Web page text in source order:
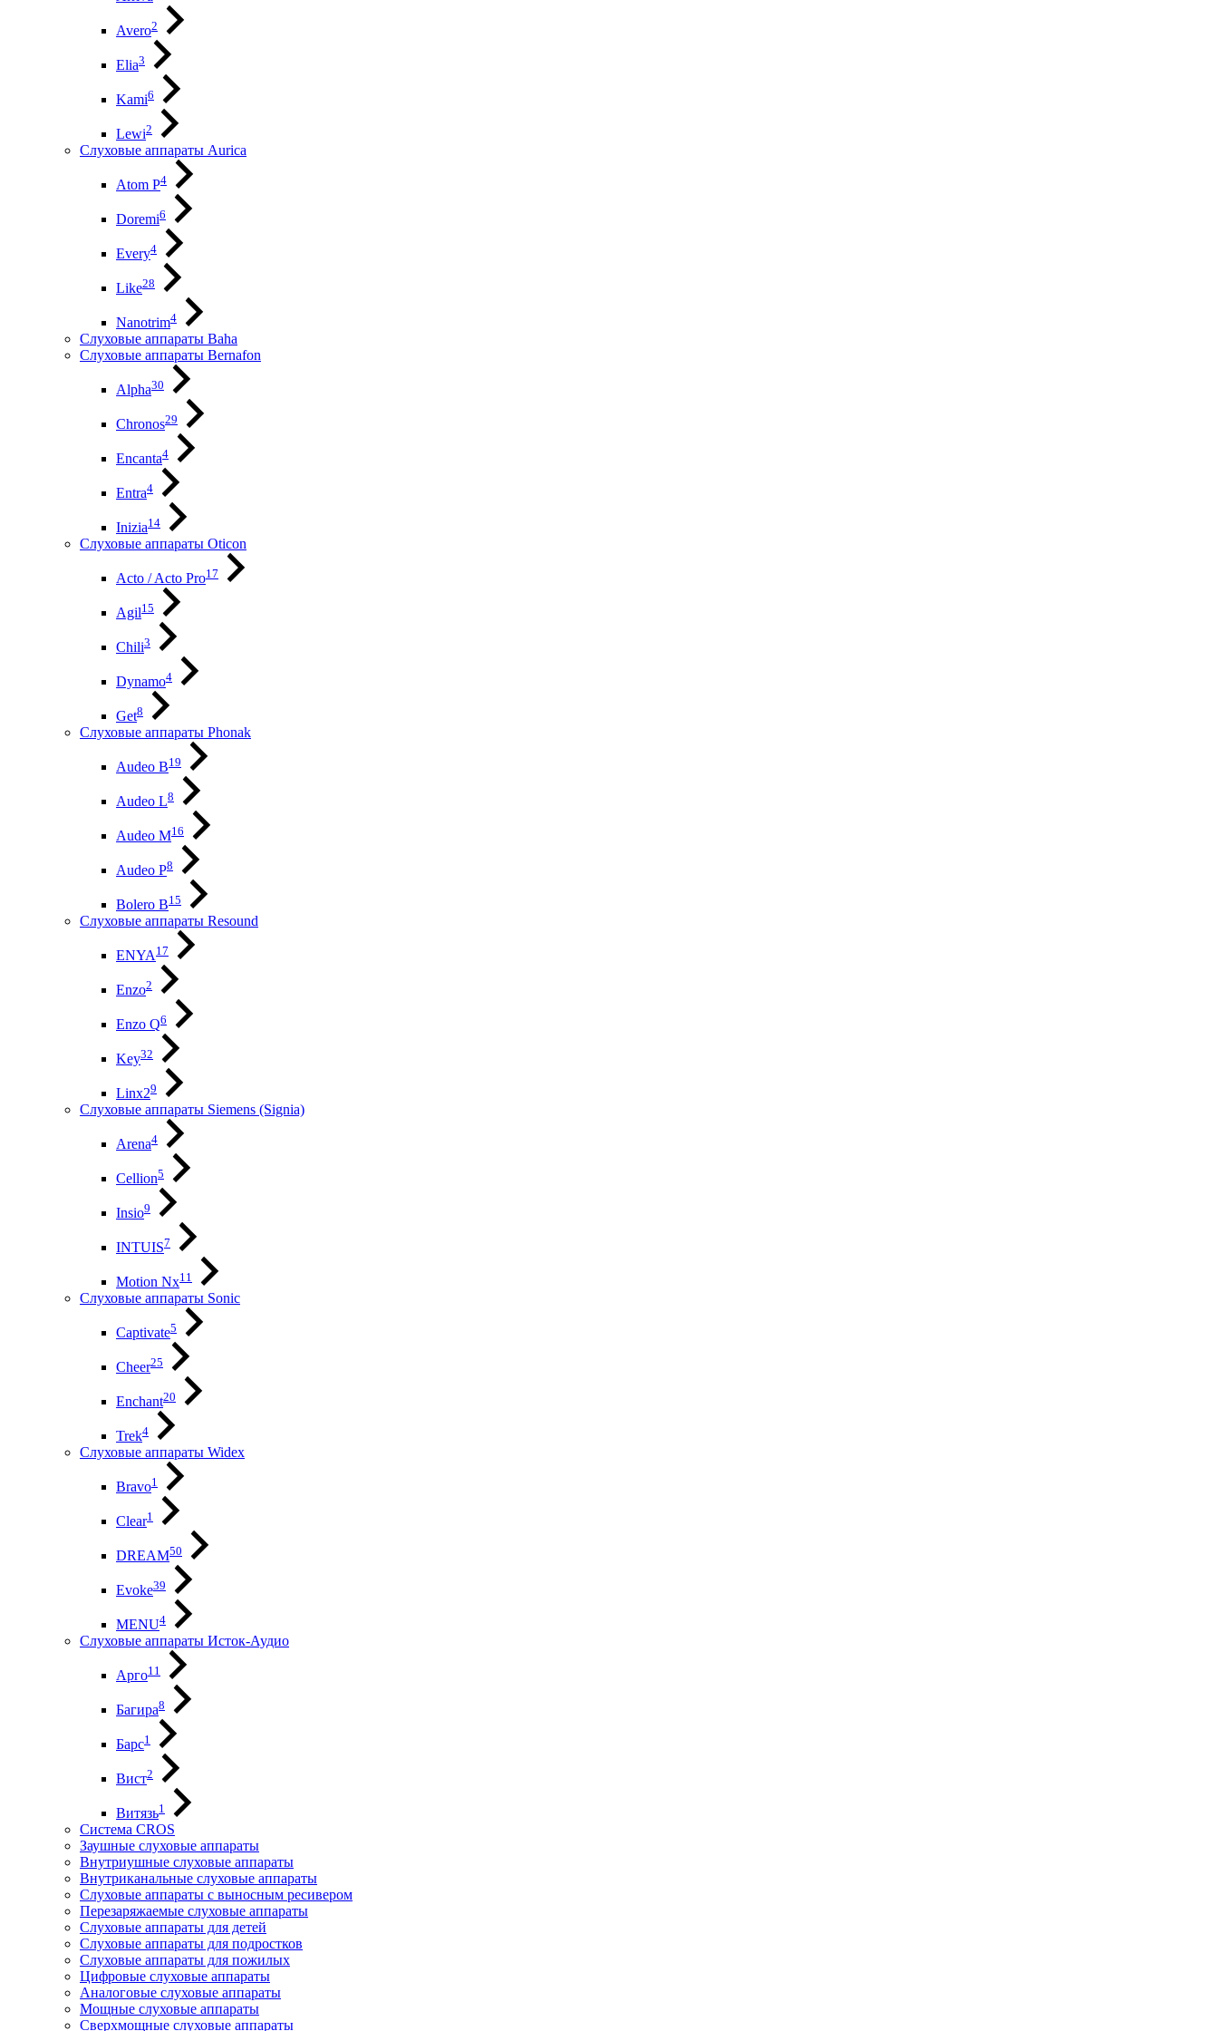
Avero2
Elia3
Kami6
Lewi2
Слуховые аппараты Aurica
Atom P4
Doremi6
Every4
Like28
Nanotrim4
Слуховые аппараты Baha
Слуховые аппараты Bernafon
Alpha30
Chronos29
Encanta4
Entra4
Inizia14
Слуховые аппараты Oticon
Acto / Acto Pro17
Agil15
Chili3
Dynamo4
Get8
Слуховые аппараты Phonak
Audeo B19
Audeo L8
Audeo М16
Audeo P8
Bolero B15
Слуховые аппараты Resound
ENYA17
Enzo2
Enzo Q6
Key32
Linx29
Слуховые аппараты Siemens (Signia)
Arena4
Cellion5
Insio9
INTUIS7
Motion Nx11
Слуховые аппараты Sonic
Captivate5
Cheer25
Enchant20
Trek4
Слуховые аппараты Widex
Bravo1
Clear1
DREAM50
Evoke39
MENU4
Слуховые аппараты Исток-Аудио
Арго11
Багира8
Барс1
Вист2
Витязь1
Система CROS
Заушные слуховые аппараты
Внутриушные слуховые аппараты
Внутриканальные слуховые аппараты
Слуховые аппараты с выносным ресивером
Перезаряжаемые слуховые аппараты
Слуховые аппараты для детей
Слуховые аппараты для подростков
Слуховые аппараты для пожилых
Цифровые слуховые аппараты
Аналоговые слуховые аппараты
Мощные слуховые аппараты
Сверхмощные слуховые аппараты